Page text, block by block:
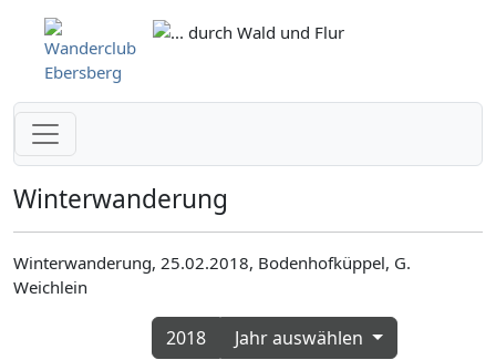
Winterwanderung
Winterwanderung, 25.02.2018, Bodenhofküppel, G.
Weichlein
2018 Jahr auswählen